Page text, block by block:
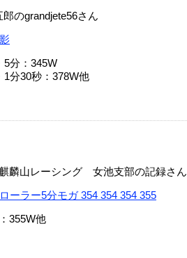
郎のgrandjete56さん
5分：345W
1分30秒：378W他
麟山レーシング 女池支部の記録さん
ーラー5分モガ 354 354 354 355
355W他